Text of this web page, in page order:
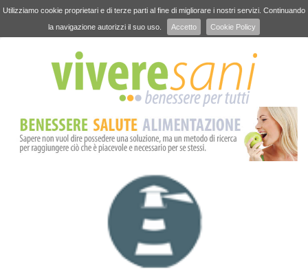
Utilizziamo cookie proprietari e di terze parti al fine di migliorare i nostri servizi. Continuando
la navigazione autorizzi il suo uso.
Accetto Cookie Policy